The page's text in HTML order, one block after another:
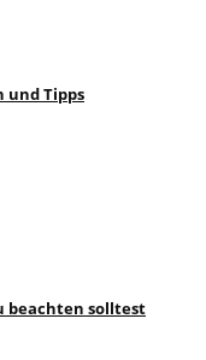
und Tipps
beachten solltest